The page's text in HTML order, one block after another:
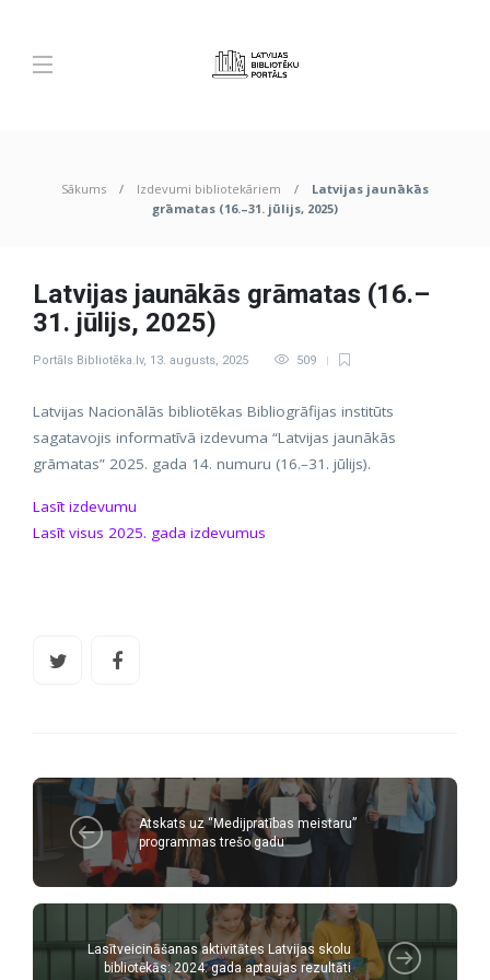
Sākums Izdevumi bibliotekāriem
Latvijas jaunākās
grāmatas (16.–31. jūlijs, 2025)
Latvijas jaunākās grāmatas (16.–
31. jūlijs, 2025)
Portāls Bibliotēka.lv, 13. augusts, 2025 509
Latvijas Nacionālās bibliotēkas Bibliogrāfijas institūts
sagatavojis informatīvā izdevuma “Latvijas jaunākās
grāmatas” 2025. gada 14. numuru (16.–31. jūlijs).
Lasīt izdevumu
Lasīt visus 2025. gada izdevumus
Atskats uz “Medijpratības meistaru”
programmas trešo gadu
Lasītveicināšanas aktivitātes Latvijas skolu
bibliotēkās: 2024. gada aptaujas rezultāti